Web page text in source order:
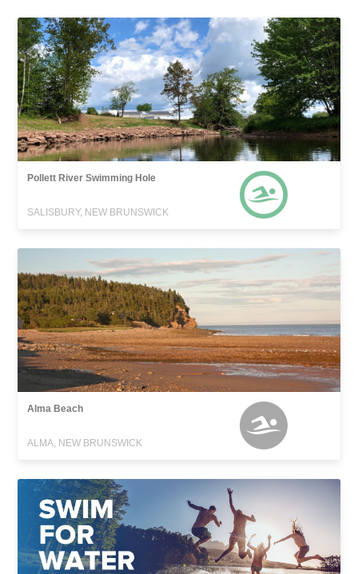
Pollett River Swimming Hole
SALISBURY, NEW BRUNSWICK
Alma Beach
ALMA, NEW BRUNSWICK